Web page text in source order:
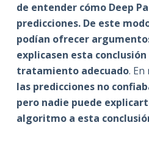
de entender cómo Deep
predicciones. De este
podían ofrecer
explicasen esta
tratamiento adecuado. En
las predicciones no
pero nadie puede
algoritmo a esta